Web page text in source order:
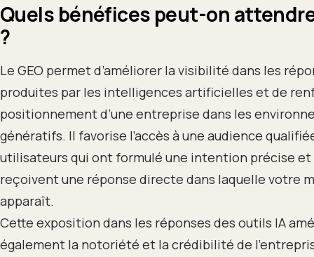
Quels bénéfices peut-on attendre
?
Le GEO permet d’améliorer la visibilité dans les
produites par les intelligences artificielles et de
positionnement d’une entreprise dans les
génératifs. Il favorise l’accès à une audience
utilisateurs qui ont formulé une intention précise et
reçoivent une réponse directe dans laquelle votre
apparaît.
Cette exposition dans les réponses des outils IA
également la notoriété et la crédibilité de